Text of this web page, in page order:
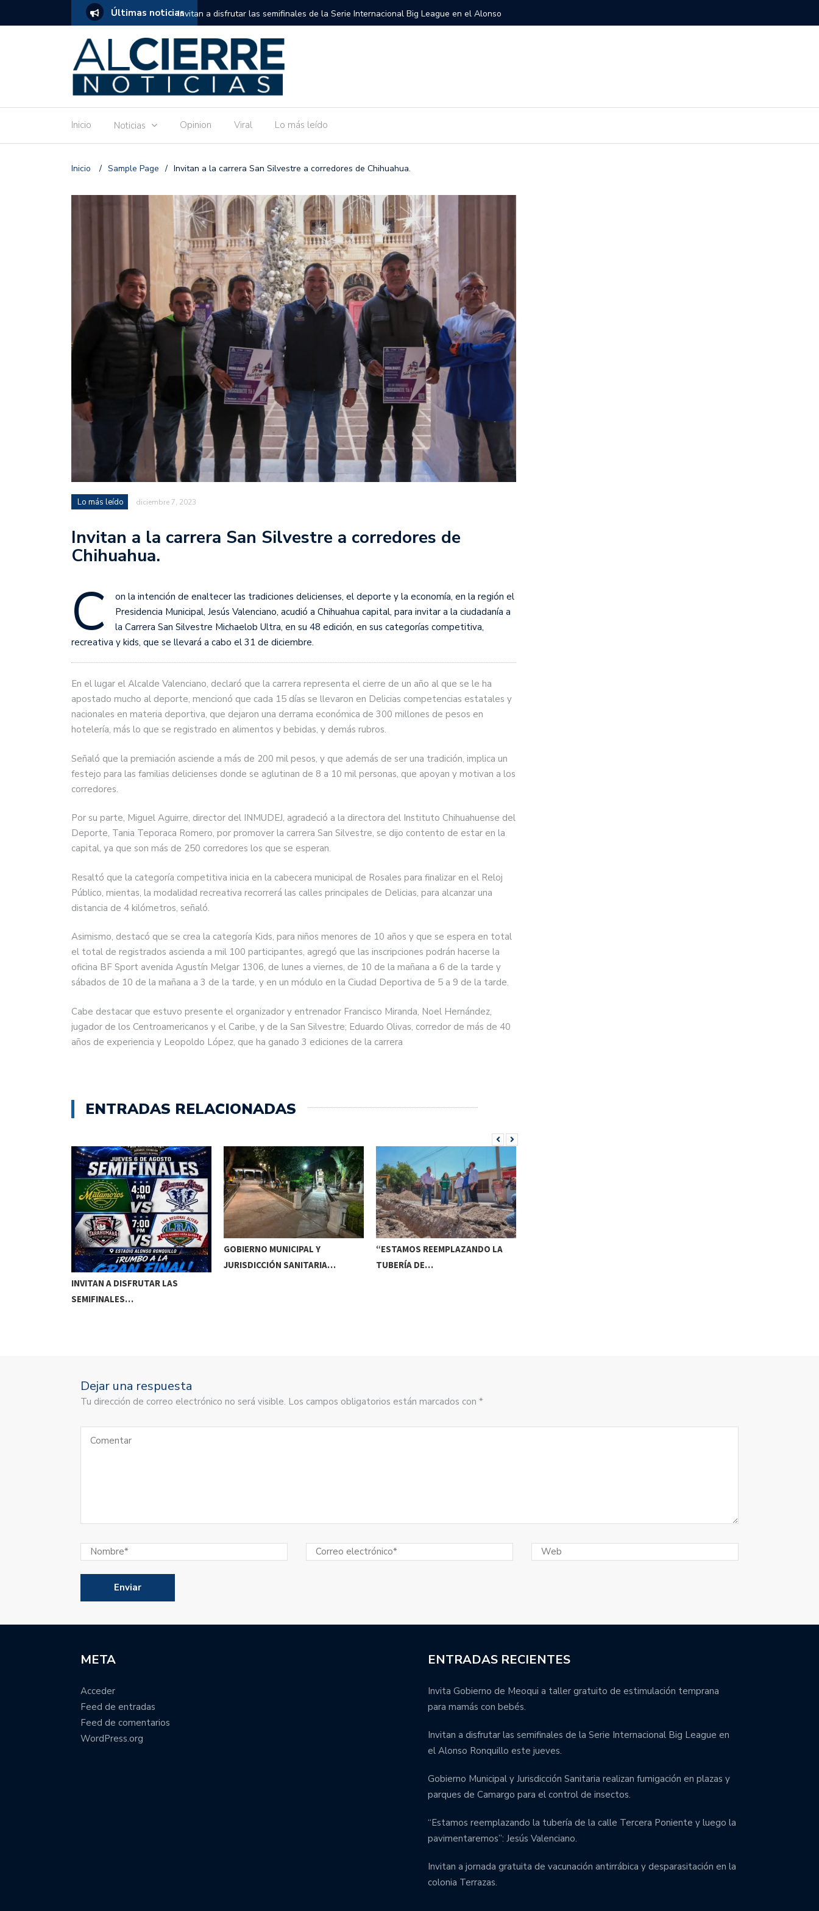
Últimas noticias
de estimulación temprana para mamás
Invitan a disfrutar las semifinales de la Serie Internacional Big League en el Alonso
Ronquillo este jueves.
de Camargo para el control de insectos.
Inicio Noticias Opinion Viral Lo más leído
Inicio / Sample Page / Invitan a la carrera San Silvestre a corredores de Chihuahua.
Lo más leído diciembre 7, 2023
Invitan a la carrera San Silvestre a corredores de
Chihuahua.
C
on la intención de enaltecer las tradiciones delicienses, el deporte y la economía, en la región el
Presidencia Municipal, Jesús Valenciano, acudió a Chihuahua capital, para invitar a la ciudadanía a
la Carrera San Silvestre Michaelob Ultra, en su 48 edición, en sus categorías competitiva,
recreativa y kids, que se llevará a cabo el 31 de diciembre.
En el lugar el Alcalde Valenciano, declaró que la carrera representa el cierre de un año al que se le ha
apostado mucho al deporte, mencionó que cada 15 días se llevaron en Delicias competencias estatales y
nacionales en materia deportiva, que dejaron una derrama económica de 300 millones de pesos en
hotelería, más lo que se registrado en alimentos y bebidas, y demás rubros.
Señaló que la premiación asciende a más de 200 mil pesos, y que además de ser una tradición, implica un
festejo para las familias delicienses donde se aglutinan de 8 a 10 mil personas, que apoyan y motivan a los
corredores.
Por su parte, Miguel Aguirre, director del INMUDEJ, agradeció a la directora del Instituto Chihuahuense del
Deporte, Tania Teporaca Romero, por promover la carrera San Silvestre, se dijo contento de estar en la
capital, ya que son más de 250 corredores los que se esperan.
Resaltó que la categoría competitiva inicia en la cabecera municipal de Rosales para finalizar en el Reloj
Público, mientas, la modalidad recreativa recorrerá las calles principales de Delicias, para alcanzar una
distancia de 4 kilómetros, señaló.
Asimismo, destacó que se crea la categoría Kids, para niños menores de 10 años y que se espera en total
el total de registrados ascienda a mil 100 participantes, agregó que las inscripciones podrán hacerse la
oficina BF Sport avenida Agustín Melgar 1306, de lunes a viernes, de 10 de la mañana a 6 de la tarde y
sábados de 10 de la mañana a 3 de la tarde, y en un módulo en la Ciudad Deportiva de 5 a 9 de la tarde.
Cabe destacar que estuvo presente el organizador y entrenador Francisco Miranda, Noel Hernández,
jugador de los Centroamericanos y el Caribe, y de la San Silvestre; Eduardo Olivas, corredor de más de 40
años de experiencia y Leopoldo López, que ha ganado 3 ediciones de la carrera
ENTRADAS RELACIONADAS
INVITAN A DISFRUTAR LAS
SEMIFINALES…
GOBIERNO MUNICIPAL Y
JURISDICCIÓN SANITARIA…
“ESTAMOS REEMPLAZANDO LA
TUBERÍA DE…
Dejar una respuesta
Tu dirección de correo electrónico no será visible. Los campos obligatorios están marcados con *
META
Acceder
Feed de entradas
Feed de comentarios
WordPress.org
ENTRADAS RECIENTES
Invita Gobierno de Meoqui a taller gratuito de estimulación temprana
para mamás con bebés.
Invitan a disfrutar las semifinales de la Serie Internacional Big League en
el Alonso Ronquillo este jueves.
Gobierno Municipal y Jurisdicción Sanitaria realizan fumigación en plazas y
parques de Camargo para el control de insectos.
“Estamos reemplazando la tubería de la calle Tercera Poniente y luego la
pavimentaremos”: Jesús Valenciano.
Invitan a jornada gratuita de vacunación antirrábica y desparasitación en la
colonia Terrazas.